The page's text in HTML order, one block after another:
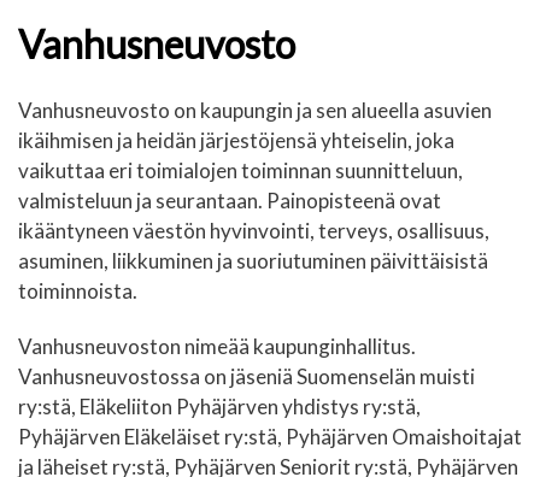
Vanhusneuvosto
Vanhusneuvosto on kaupungin ja sen alueella asuvien
ikäihmisen ja heidän järjestöjensä yhteiselin, joka
vaikuttaa eri toimialojen toiminnan suunnitteluun,
valmisteluun ja seurantaan. Painopisteenä ovat
ikääntyneen väestön hyvinvointi, terveys, osallisuus,
asuminen, liikkuminen ja suoriutuminen päivittäisistä
toiminnoista.
Vanhusneuvoston nimeää kaupunginhallitus.
Vanhusneuvostossa on jäseniä Suomenselän muisti
ry:stä, Eläkeliiton Pyhäjärven yhdistys ry:stä,
Pyhäjärven Eläkeläiset ry:stä, Pyhäjärven Omaishoitajat
ja läheiset ry:stä, Pyhäjärven Seniorit ry:stä, Pyhäjärven